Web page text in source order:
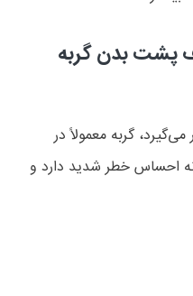
پشت بدن گربه
گربه معمولاً در
احساس خطر شدید دارد و